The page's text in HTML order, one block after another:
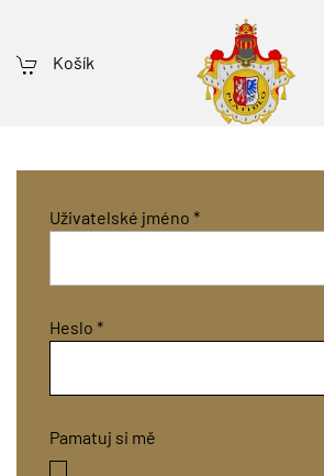
Košík
Uživatelské jméno *
Heslo *
Pamatuj si mě